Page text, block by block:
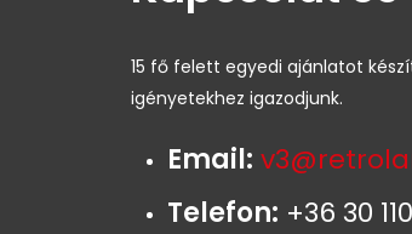
15 fő felett egyedi ajánlatot
igényetekhez igazodjunk.
Email:
Telefon: +36 30